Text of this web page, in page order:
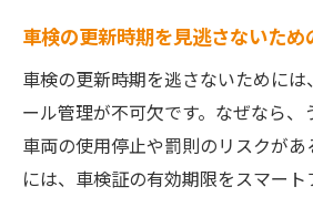
車検の更新時期を見逃さないため
車検の更新時期を逃さないためには
ール管理が不可欠です。なぜなら、
車両の使用停止や罰則のリスクがあ
には、車検証の有効期限をスマー